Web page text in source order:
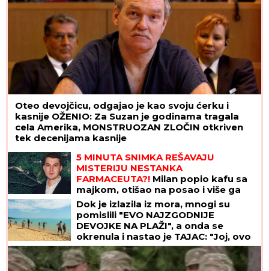
Oteo devojčicu, odgajao je kao svoju ćerku i
kasnije OŽENIO: Za Suzan je godinama tragala
cela Amerika, MONSTRUOZAN ZLOČIN otkriven
tek decenijama kasnije
5 MINUTA SNIMKA REŠAVAJU
MISTERIJU NESTANKA
FARMACEUTA?! Milan popio kafu sa
majkom, otišao na posao i više ga
NIKO NIJE VIDEO: Supruzi je poslao
OVU poruku (FOTO)
Dok je izlazila iz mora, mnogi su
pomislili "EVO NAJZGODNIJE
DEVOJKE NA PLAŽI", a onda se
okrenula i nastao je TAJAC: "Joj, ovo
izgleda kao žuljevi"